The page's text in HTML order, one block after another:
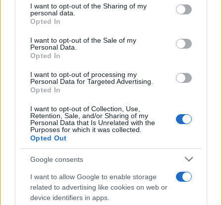
not limited to your visit or usage behaviour. You may click to
grant or deny consent to Google and its third-party tags to
use your data for below specified purposes in below Google
consent section.
I want to opt-out of the Sharing of my
personal data.
Opted In
I want to opt-out of the Sale of my
Personal Data.
Opted In
I want to opt-out of processing my
Personal Data for Targeted Advertising.
Opted In
I want to opt-out of Collection, Use,
Retention, Sale, and/or Sharing of my
Personal Data that Is Unrelated with the
Purposes for which it was collected.
Opted Out
Google consents
I want to allow Google to enable storage
related to advertising like cookies on web or
device identifiers in apps.
James Haven: Ο αδελφός της Αντζελίνα Τζολί
αποκάλυψε ότι είναι γκέι – «Το coming out δεν
σημαίνει ότι γίνεσαι κάποιος καινούργιος»